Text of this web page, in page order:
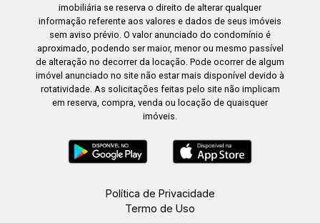
imobiliária se reserva o direito de alterar qualquer
informação referente aos valores e dados de seus imóveis
sem aviso prévio. O valor anunciado do condomínio é
aproximado, podendo ser maior, menor ou mesmo passível
de alteração no decorrer da locação. Pode ocorrer de algum
imóvel anunciado no site não estar mais disponível devido à
rotatividade. As solicitações feitas pelo site não implicam
em reserva, compra, venda ou locação de quaisquer
imóveis.
Política de Privacidade
Termo de Uso